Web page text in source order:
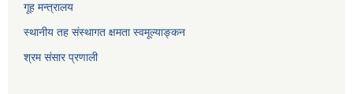
गूह मन्त्रालय
स्थानीय तह संस्थागत क्षमता स्वमूल्याङ्कन
श्रम संसार प्रणाली